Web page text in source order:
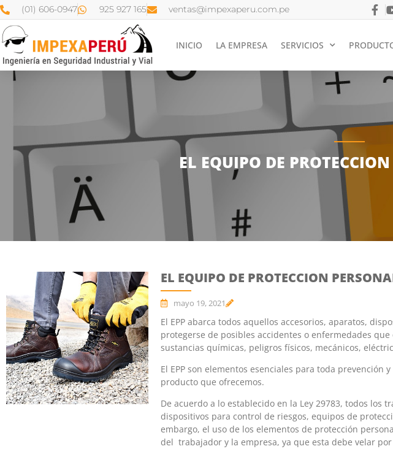
(01) 606-0947 925 927 165 ventas@impexaperu.com.pe
INICIO LA EMPRESA SERVICIOS
EL EQUIPO DE
EL EQUIPO DE PROTECCION
mayo 19, 2021
El EPP abarca todos aquellos accesorios, aparatos,
protegerse de posibles accidentes o enfermedades
sustancias químicas, peligros físicos, mecánicos,
El EPP son elementos esenciales para toda
producto que ofrecemos.
De acuerdo a lo establecido en la Ley 29783, todos los
dispositivos para control de riesgos, equipos de
embargo, el uso de los elementos de protección
del trabajador y la empresa, ya que esta debe velar